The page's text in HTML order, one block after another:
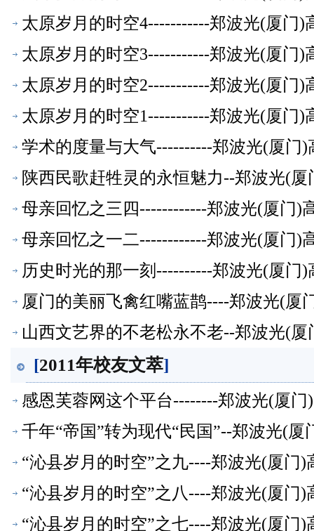
太原岁月的时空4-----------郑波光(厦门)
太原岁月的时空3-----------郑波光(厦门)
太原岁月的时空2-----------郑波光(厦门)
太原岁月的时空1-----------郑波光(厦门)
学术的度量与大气----------郑波光(厦门
陕西民歌赶牲灵的永恒魅力--郑波光(
母亲回忆之三四------------郑波光(厦门)
母亲回忆之一二------------郑波光(厦门)
历史时光的那一刻----------郑波光(厦门
厦门的美丽飞禽红嘴蓝鹊----郑波光(厦
山西文艺界的不老松永不老--郑波光(
[2011年校友文萃]
感恩芙蓉网这个平台--------郑波光(厦
千年“帝国”转为现代“民国”--郑波光(
“沁县岁月的时空”之九----郑波光(厦门
“沁县岁月的时空”之八----郑波光(厦门
“沁县岁月的时空”之七----郑波光(厦门